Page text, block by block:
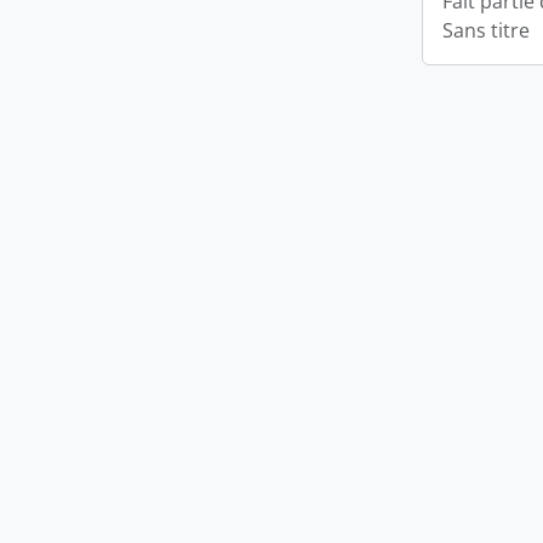
Sans titre